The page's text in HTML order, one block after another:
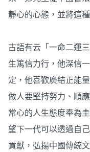
靜心的心態，並將這
古語有云「一命二運
生篤信力行，他深信
定，他喜歡廣結正能
做人要堅持努力、順
常心的人生態度奉為
望下一代可以透過自
貢獻，弘揚中國傳統